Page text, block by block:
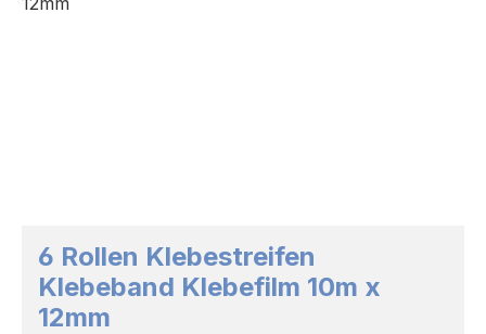
6 Rollen Klebestreifen
Klebeband Klebefilm 10m x
12mm